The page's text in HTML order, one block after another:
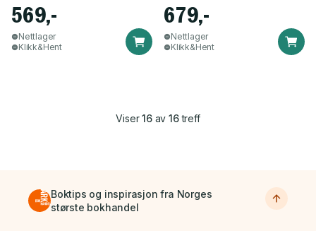
569,-
Nettlager
Klikk&Hent
679,-
Nettlager
Klikk&Hent
Viser16av 16treff
Boktips og inspirasjon fra Norges
største bokhandel